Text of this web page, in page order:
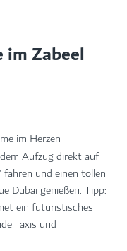
im Zabeel
im Herzen
Aufzug direkt auf
und einen tollen
Dubai genießen. Tipp:
ein futuristisches
Taxis und